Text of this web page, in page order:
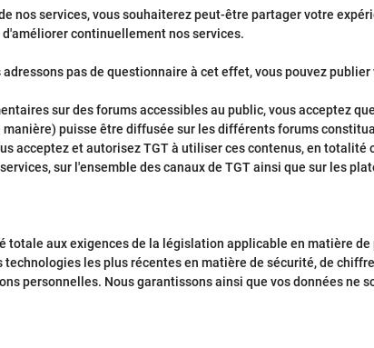
nos services, vous souhaiterez peut-être partager votre
continuellement nos services.
adressons pas de questionnaire à cet effet, vous pouvez
sur des forums accessibles au public, vous acceptez
puisse être diffusée sur les différents forums
acceptez et autorisez TGT à utiliser ces contenus, en
sur l'ensemble des canaux de TGT ainsi que sur les
totale aux exigences de la législation applicable en matière
les plus récentes en matière de sécurité, de
personnelles. Nous garantissons ainsi que vos données